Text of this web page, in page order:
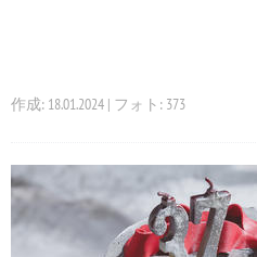
作成: 18.01.2024 | フォト: 373